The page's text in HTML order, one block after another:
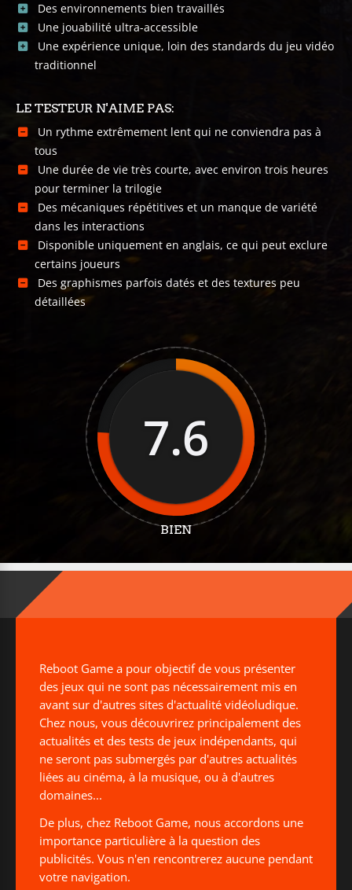
Des environnements bien travaillés
Une jouabilité ultra-accessible
Une expérience unique, loin des standards du jeu vidéo
traditionnel
LE TESTEUR N'AIME PAS:
Un rythme extrêmement lent qui ne conviendra pas à
tous
Une durée de vie très courte, avec environ trois heures
pour terminer la trilogie
Des mécaniques répétitives et un manque de variété
dans les interactions
Disponible uniquement en anglais, ce qui peut exclure
certains joueurs
Des graphismes parfois datés et des textures peu
détaillées
7.6
BIEN
Reboot Game a pour objectif de vous présenter
des jeux qui ne sont pas nécessairement mis en
avant sur d'autres sites d'actualité vidéoludique.
Chez nous, vous découvrirez principalement des
actualités et des tests de jeux indépendants, qui
ne seront pas submergés par d'autres actualités
liées au cinéma, à la musique, ou à d'autres
domaines...
De plus, chez Reboot Game, nous accordons une
importance particulière à la question des
publicités. Vous n'en rencontrerez aucune pendant
votre navigation.